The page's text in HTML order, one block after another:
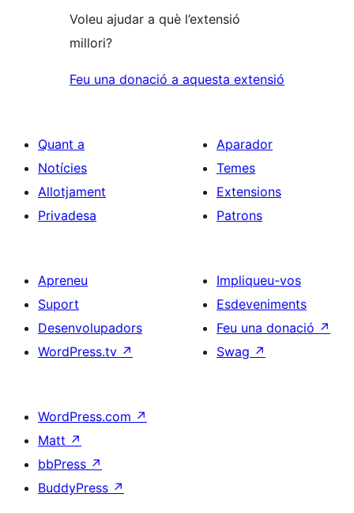
Voleu ajudar a què l’extensió
millori?
Feu una donació a aquesta extensió
Quant a
Notícies
Allotjament
Privadesa
Aparador
Temes
Extensions
Patrons
Apreneu
Suport
Desenvolupadors
WordPress.tv ↗
Impliqueu-vos
Esdeveniments
Feu una donació ↗
Swag ↗
WordPress.com ↗
Matt ↗
bbPress ↗
BuddyPress ↗